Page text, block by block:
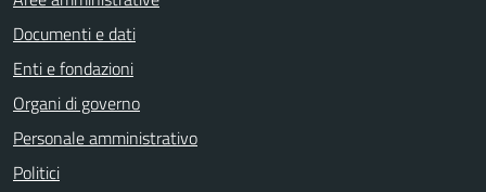
Documenti e dati
Enti e fondazioni
Organi di governo
Personale amministrativo
Politici